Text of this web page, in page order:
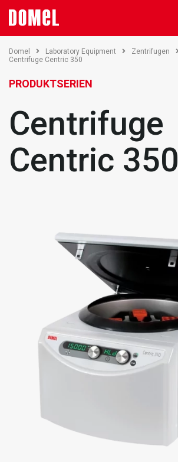
Domel Laboratory Equipment
Zentrifugen
Centrifuge Centric 350
PRODUKTSERIEN
Centrifuge
Centric 350